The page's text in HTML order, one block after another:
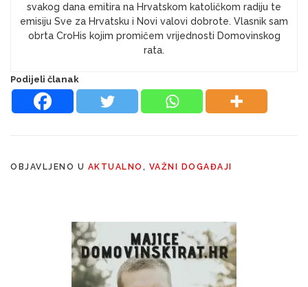
svakog dana emitira na Hrvatskom katoličkom radiju te
emisiju Sve za Hrvatsku i Novi valovi dobrote. Vlasnik sam
obrta CroHis kojim promičem vrijednosti Domovinskog
rata.
Podijeli članak
OBJAVLJENO U AKTUALNO , VAŽNI DOGAĐAJI